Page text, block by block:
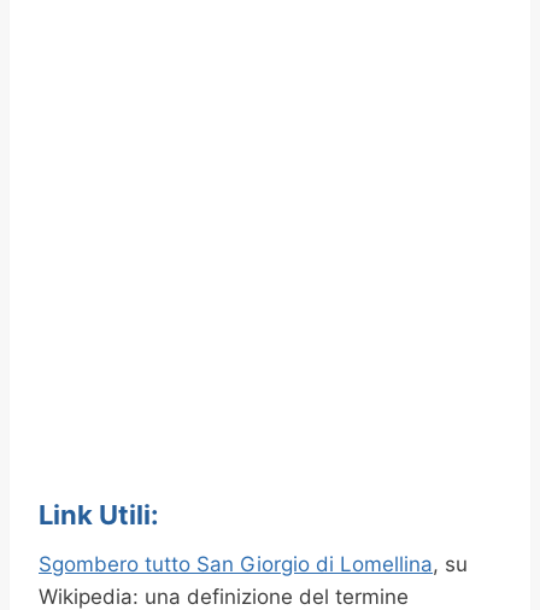
Link Utili:
Sgombero tutto San Giorgio di Lomellina, su
Wikipedia: una definizione del termine